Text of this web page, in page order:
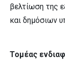
βελτίωση της
και δημόσιων
Τομέας